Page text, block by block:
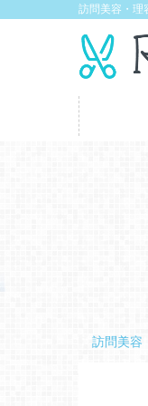
訪問美容・理
訪問美容